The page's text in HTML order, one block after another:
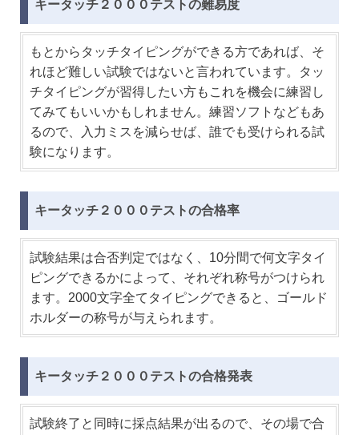
キータッチ２０００テストの難易度
もとからタッチタイピングができる方であれば、そ
れほど難しい試験ではないと言われています。タッ
チタイピングが習得したい方もこれを機会に練習し
てみてもいいかもしれません。練習ソフトなどもあ
るので、入力ミスを減らせば、誰でも受けられる試
験になります。
キータッチ２０００テストの合格率
試験結果は合否判定ではなく、10分間で何文字タイ
ピングできるかによって、それぞれ称号がつけられ
ます。2000文字全てタイピングできると、ゴールド
ホルダーの称号が与えられます。
キータッチ２０００テストの合格発表
試験終了と同時に採点結果が出るので、その場で合